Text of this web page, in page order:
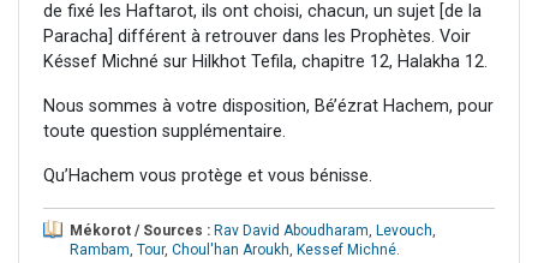
de fixé les Haftarot, ils ont choisi, chacun, un sujet [de la
Paracha] différent à retrouver dans les Prophètes. Voir
Késsef Michné sur Hilkhot Tefila, chapitre 12, Halakha 12.
Nous sommes à votre disposition, Bé’ézrat Hachem, pour
toute question supplémentaire.
Qu’Hachem vous protège et vous bénisse.
Mékorot / Sources : Rav David Aboudharam, Levouch,
Rambam, Tour, Choul'han Aroukh, Kessef Michné.